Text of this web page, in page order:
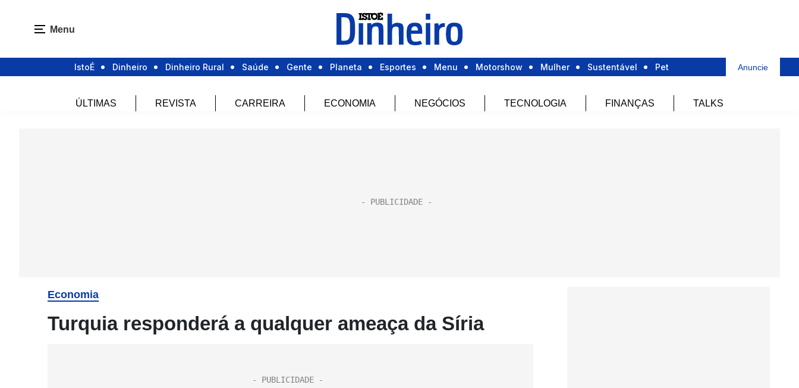
Menu
IstoÉ Dinheiro Dinheiro Rural Saúde Gente Planeta Esportes Menu Motorshow Mulher Sustentável Pet Anuncie
ÚLTIMAS REVISTA CARREIRA ECONOMIA NEGÓCIOS TECNOLOGIA FINANÇAS TALKS
Economia
Turquia responderá a qualquer ameaça da Síria